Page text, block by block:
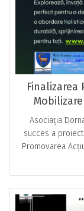
Finalizarea
Asociația
succes a
Promovarea